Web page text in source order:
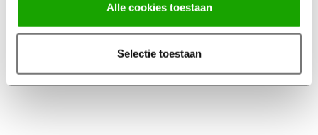
Alle cookies toestaan
Selectie toestaan